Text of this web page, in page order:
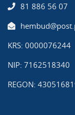
81 886 56 07
KRS: 0000076244
NIP: 7162518340
REGON: